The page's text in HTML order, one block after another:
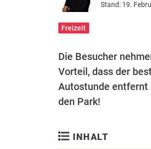
Stand: 19.
Freizeit
Die Besucher
Vorteil, dass der
Autostunde entfernt
den Park!
INHALT